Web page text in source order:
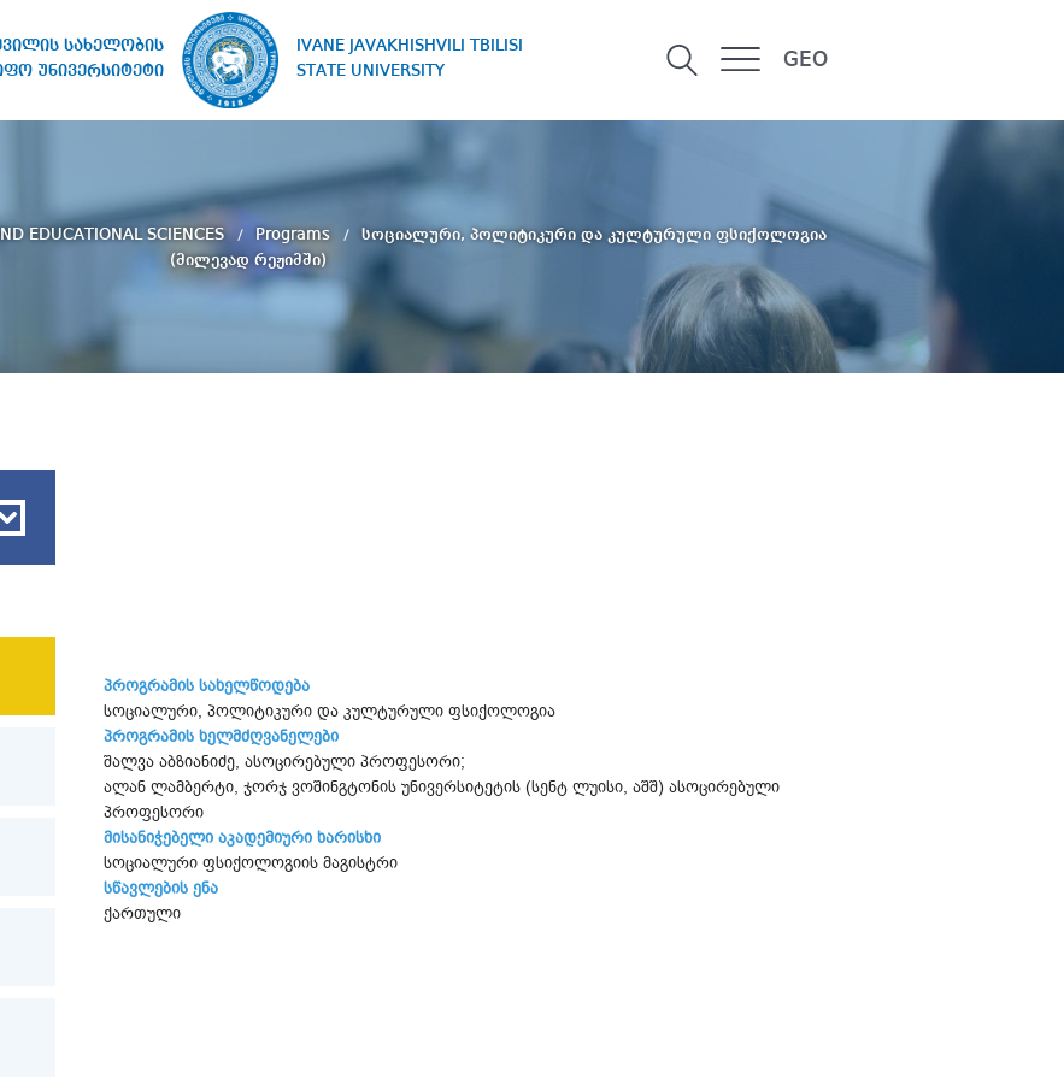
სახელობის
უნივერსიტეტი
IVANE JAVAKHISHVILI TBILISI
STATE UNIVERSITY
GEO
EDUCATIONAL SCIENCES Programs
სოციალური, პოლიტიკური და კულტურული ფსიქოლოგია
(მილევად რეჟიმში)
პროგრამის სახელწოდება
სოციალური, პოლიტიკური და კულტურული ფსიქოლოგია
პროგრამის ხელმძღვანელები
შალვა აბზიანიძე, ასოცირებული პროფესორი;
ალან ლამბერტი, ჯორჯ ვოშინგტონის უნივერსიტეტის (სენტ ლუისი, აშშ) ასოცირებული
პროფესორი
მისანიჭებელი აკადემიური ხარისხი
სოციალური ფსიქოლოგიის მაგისტრი
სწავლების ენა
ქართული